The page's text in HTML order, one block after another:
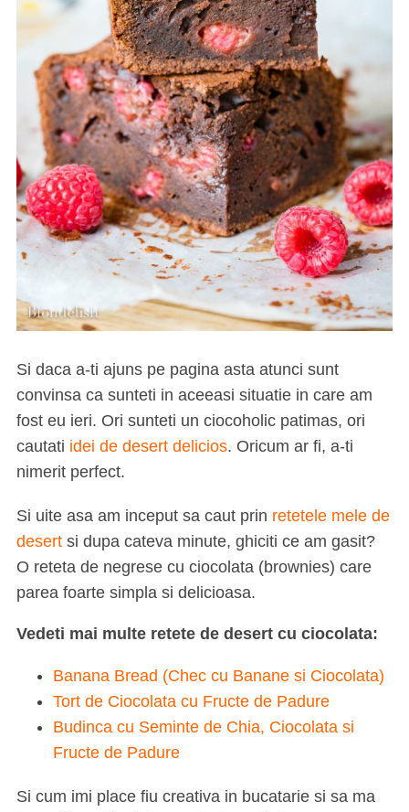
Si daca a-ti ajuns pe pagina asta atunci sunt
convinsa ca sunteti in aceeasi situatie in care am
fost eu ieri. Ori sunteti un ciocoholic patimas, ori
cautati idei de desert delicios. Oricum ar fi, a-ti
nimerit perfect.
Si uite asa am inceput sa caut prin retetele mele de
desertsi dupa cateva minute, ghiciti ce am gasit?
O reteta de negrese cu ciocolata (brownies) care
parea foarte simpla si delicioasa.
Vedeti mai multe retete de desert cu ciocolata:
Banana Bread (Chec cu Banane si Ciocolata)
Tort de Ciocolata cu Fructe de Padure
Budinca cu Seminte de Chia, Ciocolata si
Fructe de Padure
Si cum imi place fiu creativa in bucatarie si sa ma